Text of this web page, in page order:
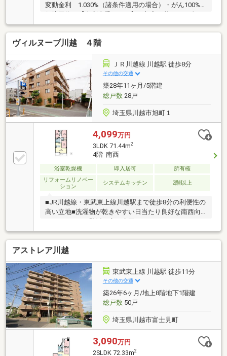
変動金利 1.030%（諸条件適用の場合）・がん100%
保障団信が【金利上乗せなし】で加入可能！・頭金0
円でも可能！・諸費用も、物件価格の10%までは融資
可能！※2026年8月現在■スーパーまで徒歩3分♪■和室
がLDに隣接し、続き間としても利用可能■約5.2帖の納
戸は窓・WIC付【リフォーム内容】○新規交換：キッチ
ン、浴室乾燥機、ユニットバス、 洗面化粧台、温水洗
浄機能付トイレ、洗濯機防水パン、建具○張替：クロ
ス、フローリング、CF、襖○畳表替○シーリングライト
取付、ダウンライト設置、カーテンレール交換他
ヴィルヌーブ川越 ４階
ＪＲ川越線 川越駅 徒歩8分
その他の交通
築28年11ヶ月/5階建
総戸数28戸
埼玉県川越市旭町１
4,099万円
3LDK 71.44m2
4階 南西
浴室乾燥機 即入居可
所有権
リフォームリノベー
ション
システムキッチン 2階以上
■JR川越線・東武東上線川越駅まで徒歩8分の利便性の
高い立地■洗濯物が乾きやすい日当たり良好な南西向
後のお引渡し■食洗機・浄水器を備えた対面カウンタ
ーキッチン■雨の日などに助かる浴室乾燥機、経済的
な追い焚き付きバスルーム■不在が多いご家庭にも安
心！宅配ボックス付き■食品や日用品等が一挙に揃う
ウニクス川越まで徒歩6分など商業施設豊富
アストレア川越
東武東上線 川越駅 徒歩11分
その他の交通
築26年6ヶ月/地上8階地下1階建
総戸数50戸
埼玉県川越市富士見町
3,090万円
2SLDK 72.33m2